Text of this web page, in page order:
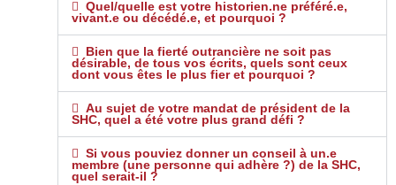
Quel/quelle est votre historien.ne préféré.e,
vivant.e ou décédé.e, et pourquoi ?
Bien que la fierté outrancière ne soit pas
désirable, de tous vos écrits, quels sont ceux
dont vous êtes le plus fier et pourquoi ?
Au sujet de votre mandat de président de la
SHC, quel a été votre plus grand défi ?
Si vous pouviez donner un conseil à un.e
membre (une personne qui adhère ?) de la SHC,
quel serait-il ?